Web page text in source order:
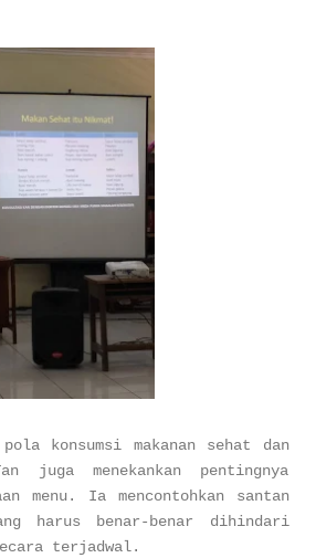
konsumsi makanan sehat dan
juga menekankan pentingnya
menu. Ia mencontohkan santan
harus benar-benar dihindari
terjadwal.